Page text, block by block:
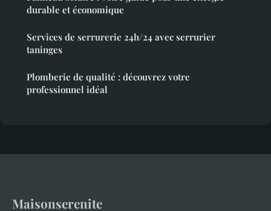
durable et économique
Services de serrurerie 24h/24 avec serrurier
taninges
Plomberie de qualité : découvrez votre
professionnel idéal
Maisonserenite